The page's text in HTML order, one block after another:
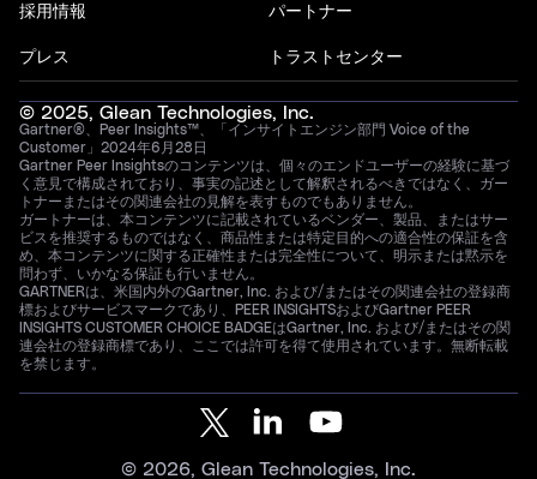
採用情報
プレス
パートナー
トラストセンター
© 2025, Glean Technologies, Inc.
Gartner®、Peer Insights™、「インサイトエンジン部門 Voice of the
Customer」2024年6月28日
Gartner Peer Insightsのコンテンツは、個々のエンドユーザーの経験に基づ
く意見で構成されており、事実の記述として解釈されるべきではなく、ガー
トナーまたはその関連会社の見解を表すものでもありません。
ガートナーは、本コンテンツに記載されているベンダー、製品、またはサー
ビスを推奨するものではなく、商品性または特定目的への適合性の保証を含
め、本コンテンツに関する正確性または完全性について、明示または黙示を
問わず、いかなる保証も行いません。
GARTNERは、米国内外のGartner, Inc. および/またはその関連会社の登録商
標およびサービスマークであり、PEER INSIGHTSおよびGartner PEER
INSIGHTS CUSTOMER CHOICE BADGEはGartner, Inc. および/またはその関
連会社の登録商標であり、ここでは許可を得て使用されています。無断転載
を禁じます。
© 2026, Glean Technologies, Inc.